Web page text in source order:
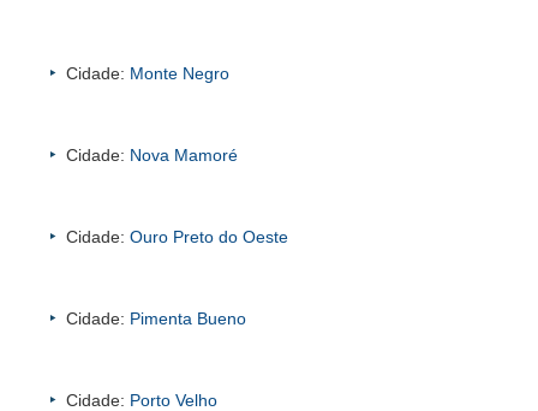
Cidade: Monte Negro
Cidade: Nova Mamoré
Cidade: Ouro Preto do Oeste
Cidade: Pimenta Bueno
Cidade: Porto Velho